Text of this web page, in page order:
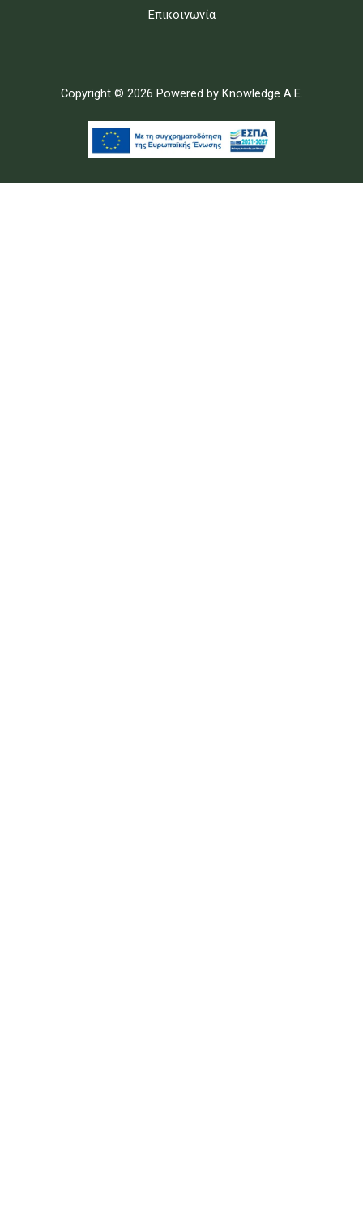
Επικοινωνία
Copyright © 2026 Powered by Knowledge A.E.